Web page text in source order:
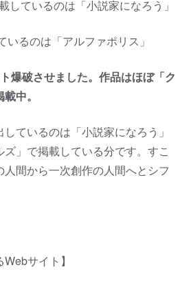
しているのは「小説家になろう」
るのは「アルファポリス」
爆破させました。作品はほぼ「ク
中。
ているのは「小説家になろう」
ズ」で掲載している分です。すこ
間から一次創作の人間へとシフ
サイト】